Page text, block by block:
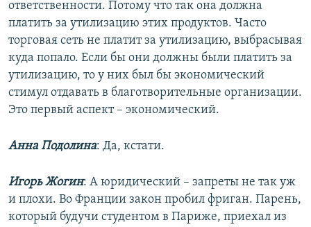
ответственности. Потому что так она должна
платить за утилизацию этих продуктов. Часто
торговая сеть не платит за утилизацию, выбрасывая
куда попало. Если бы они должны были платить за
утилизацию, то у них был бы экономический
стимул отдавать в благотворительные организации.
Это первый аспект – экономический.
Анна Подолина: Да, кстати.
Игорь Жогин: А юридический – запреты не так уж
и плохи. Во Франции закон пробил фриган. Парень,
который будучи студентом в Париже, приехал из